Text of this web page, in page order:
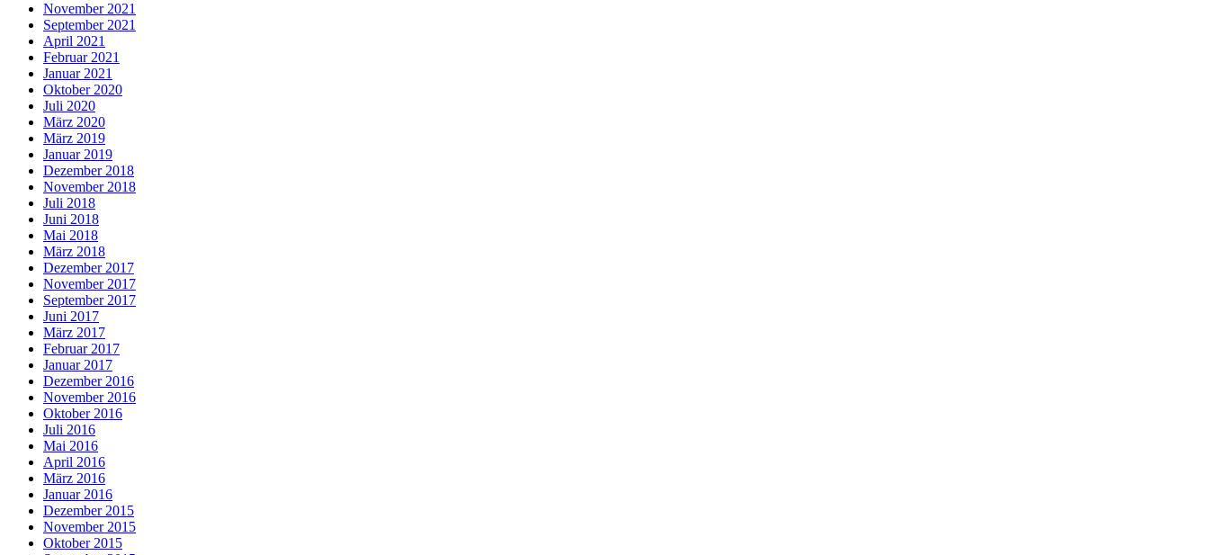
November 2021
September 2021
April 2021
Februar 2021
Januar 2021
Oktober 2020
Juli 2020
März 2020
März 2019
Januar 2019
Dezember 2018
November 2018
Juli 2018
Juni 2018
Mai 2018
März 2018
Dezember 2017
November 2017
September 2017
Juni 2017
März 2017
Februar 2017
Januar 2017
Dezember 2016
November 2016
Oktober 2016
Juli 2016
Mai 2016
April 2016
März 2016
Januar 2016
Dezember 2015
November 2015
Oktober 2015